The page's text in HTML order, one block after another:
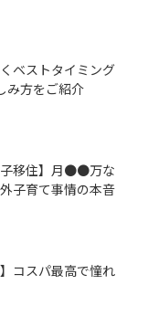
ベストタイミング
方をご紹介
子移住】月●●万な
子育て事情の本音
コスパ最高で憧れ